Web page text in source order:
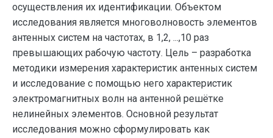
осуществления их идентификации. Объектом
исследования является многоволновость элементов
антенных систем на частотах, в 1,2, ...,10 раз
превышающих рабочую частоту. Цель – разработка
методики измерения характеристик антенных систем
и исследование с помощью него характеристик
электромагнитных волн на антенной решётке
нелинейных элементов. Основной результат
исследования можно сформулировать как